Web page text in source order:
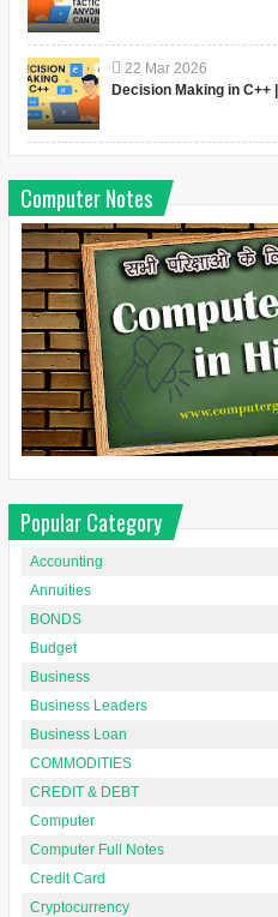
22 Mar 2026
Decision Making in C++ |
Computer Notes
Popular Category
Accounting
Annuities
BONDS
Budget
Business
Business Leaders
Business Loan
COMMODITIES
CREDIT & DEBT
Computer
Computer Full Notes
Credit Card
Cryptocurrency